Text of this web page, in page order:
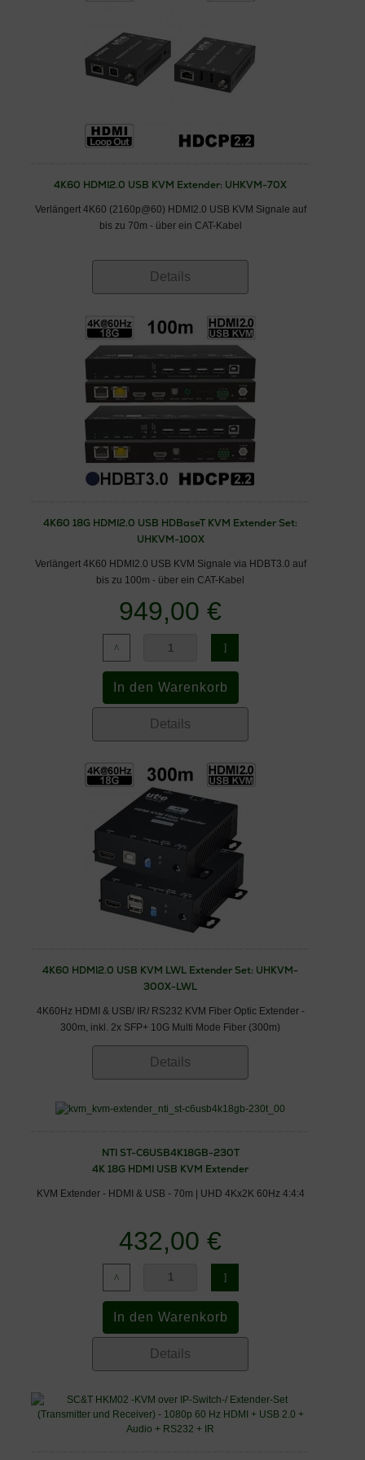
4K60 HDMI2.0 USB KVM Extender: UHKVM-70X
Verlängert 4K60 (2160p@60) HDMI2.0 USB KVM Signale auf
bis zu 70m - über ein CAT-Kabel
Details
4K60 18G HDMI2.0 USB HDBaseT KVM Extender Set:
UHKVM-100X
Verlängert 4K60 HDMI2.0 USB KVM Signale via HDBT3.0 auf
bis zu 100m - über ein CAT-Kabel
949,00 €
Details
4K60 HDMI2.0 USB KVM LWL Extender Set: UHKVM-
300X-LWL
4K60Hz HDMI & USB/ IR/ RS232 KVM Fiber Optic Extender -
300m, inkl. 2x SFP+ 10G Multi Mode Fiber (300m)
Details
NTI ST-C6USB4K18GB-230T
4K 18G HDMI USB KVM Extender
KVM Extender - HDMI & USB - 70m | UHD 4Kx2K 60Hz 4:4:4
432,00 €
Details